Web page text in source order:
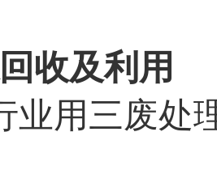
收及利用
业用三废处